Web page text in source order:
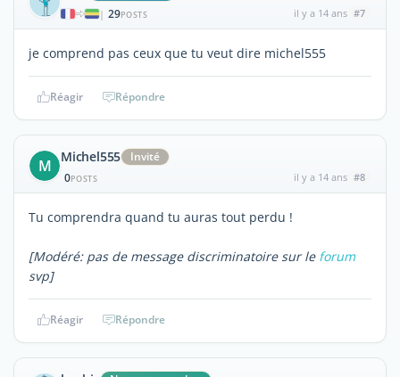
| 29POSTS il y a 14 ans #7
je comprend pas ceux que tu veut dire michel555
Réagir Répondre
M Michel555
Invité
0POSTS il y a 14 ans #8
Tu comprendra quand tu auras tout perdu !
[Modéré: pas de message discriminatoire sur le forum
svp]
Réagir Répondre